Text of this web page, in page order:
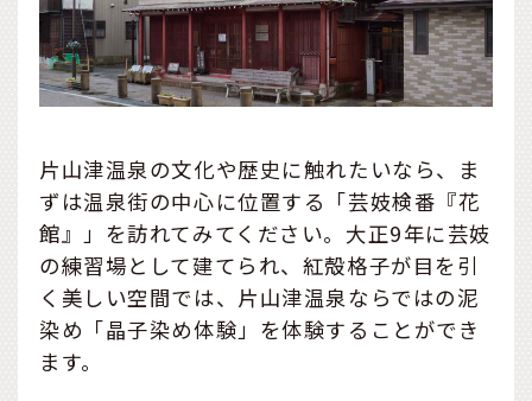
片山津温泉の文化や歴史に触れたいなら、ま
ずは温泉街の中心に位置する「芸妓検番『花
館』」を訪れてみてください。大正9年に芸妓
の練習場として建てられ、紅殻格子が目を引
く美しい空間では、片山津温泉ならではの泥
染め「晶子染め体験」を体験することができ
ます。